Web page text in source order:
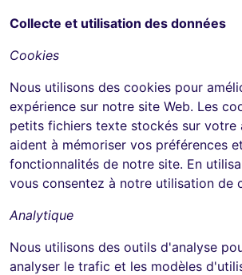
Collecte et utilisation des données
Cookies
Nous utilisons des cookies pour
expérience sur notre site Web. Les
petits fichiers texte stockés sur votre
aident à mémoriser vos préférences
fonctionnalités de notre site. En
vous consentez à notre utilisation de
Analytique
Nous utilisons des outils d'analyse
analyser le trafic et les modèles